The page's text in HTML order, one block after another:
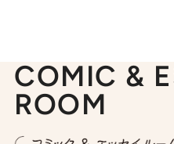
COMIC &
ROOM